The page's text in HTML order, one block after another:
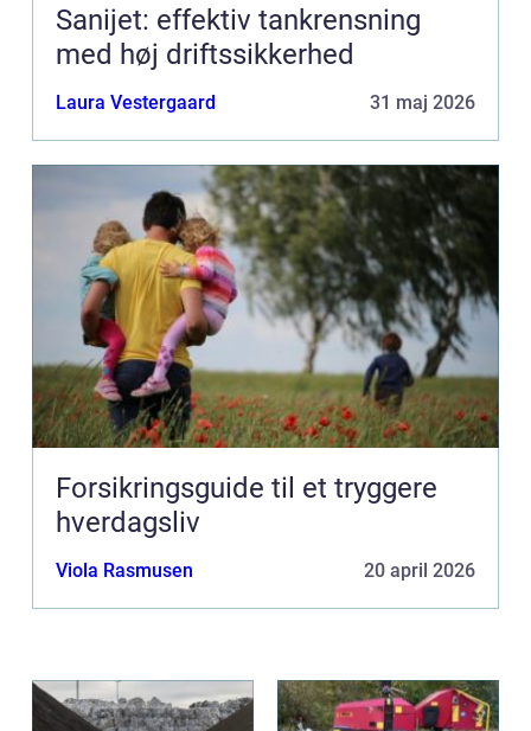
Sanijet: effektiv tankrensning
med høj driftssikkerhed
Laura Vestergaard 31 maj 2026
Forsikringsguide til et tryggere
hverdagsliv
Viola Rasmusen 20 april 2026